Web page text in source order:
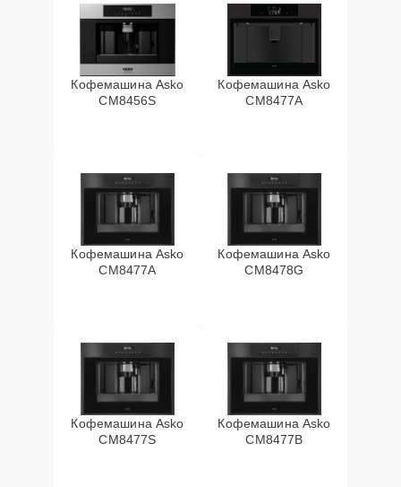
Кофемашина Asko
CM8456S
Кофемашина Asko
CM8477A
Кофемашина Asko
СМ8477А
Кофемашина Asko
CM8478G
Кофемашина Asko
CM8477S
Кофемашина Asko
CM8477B